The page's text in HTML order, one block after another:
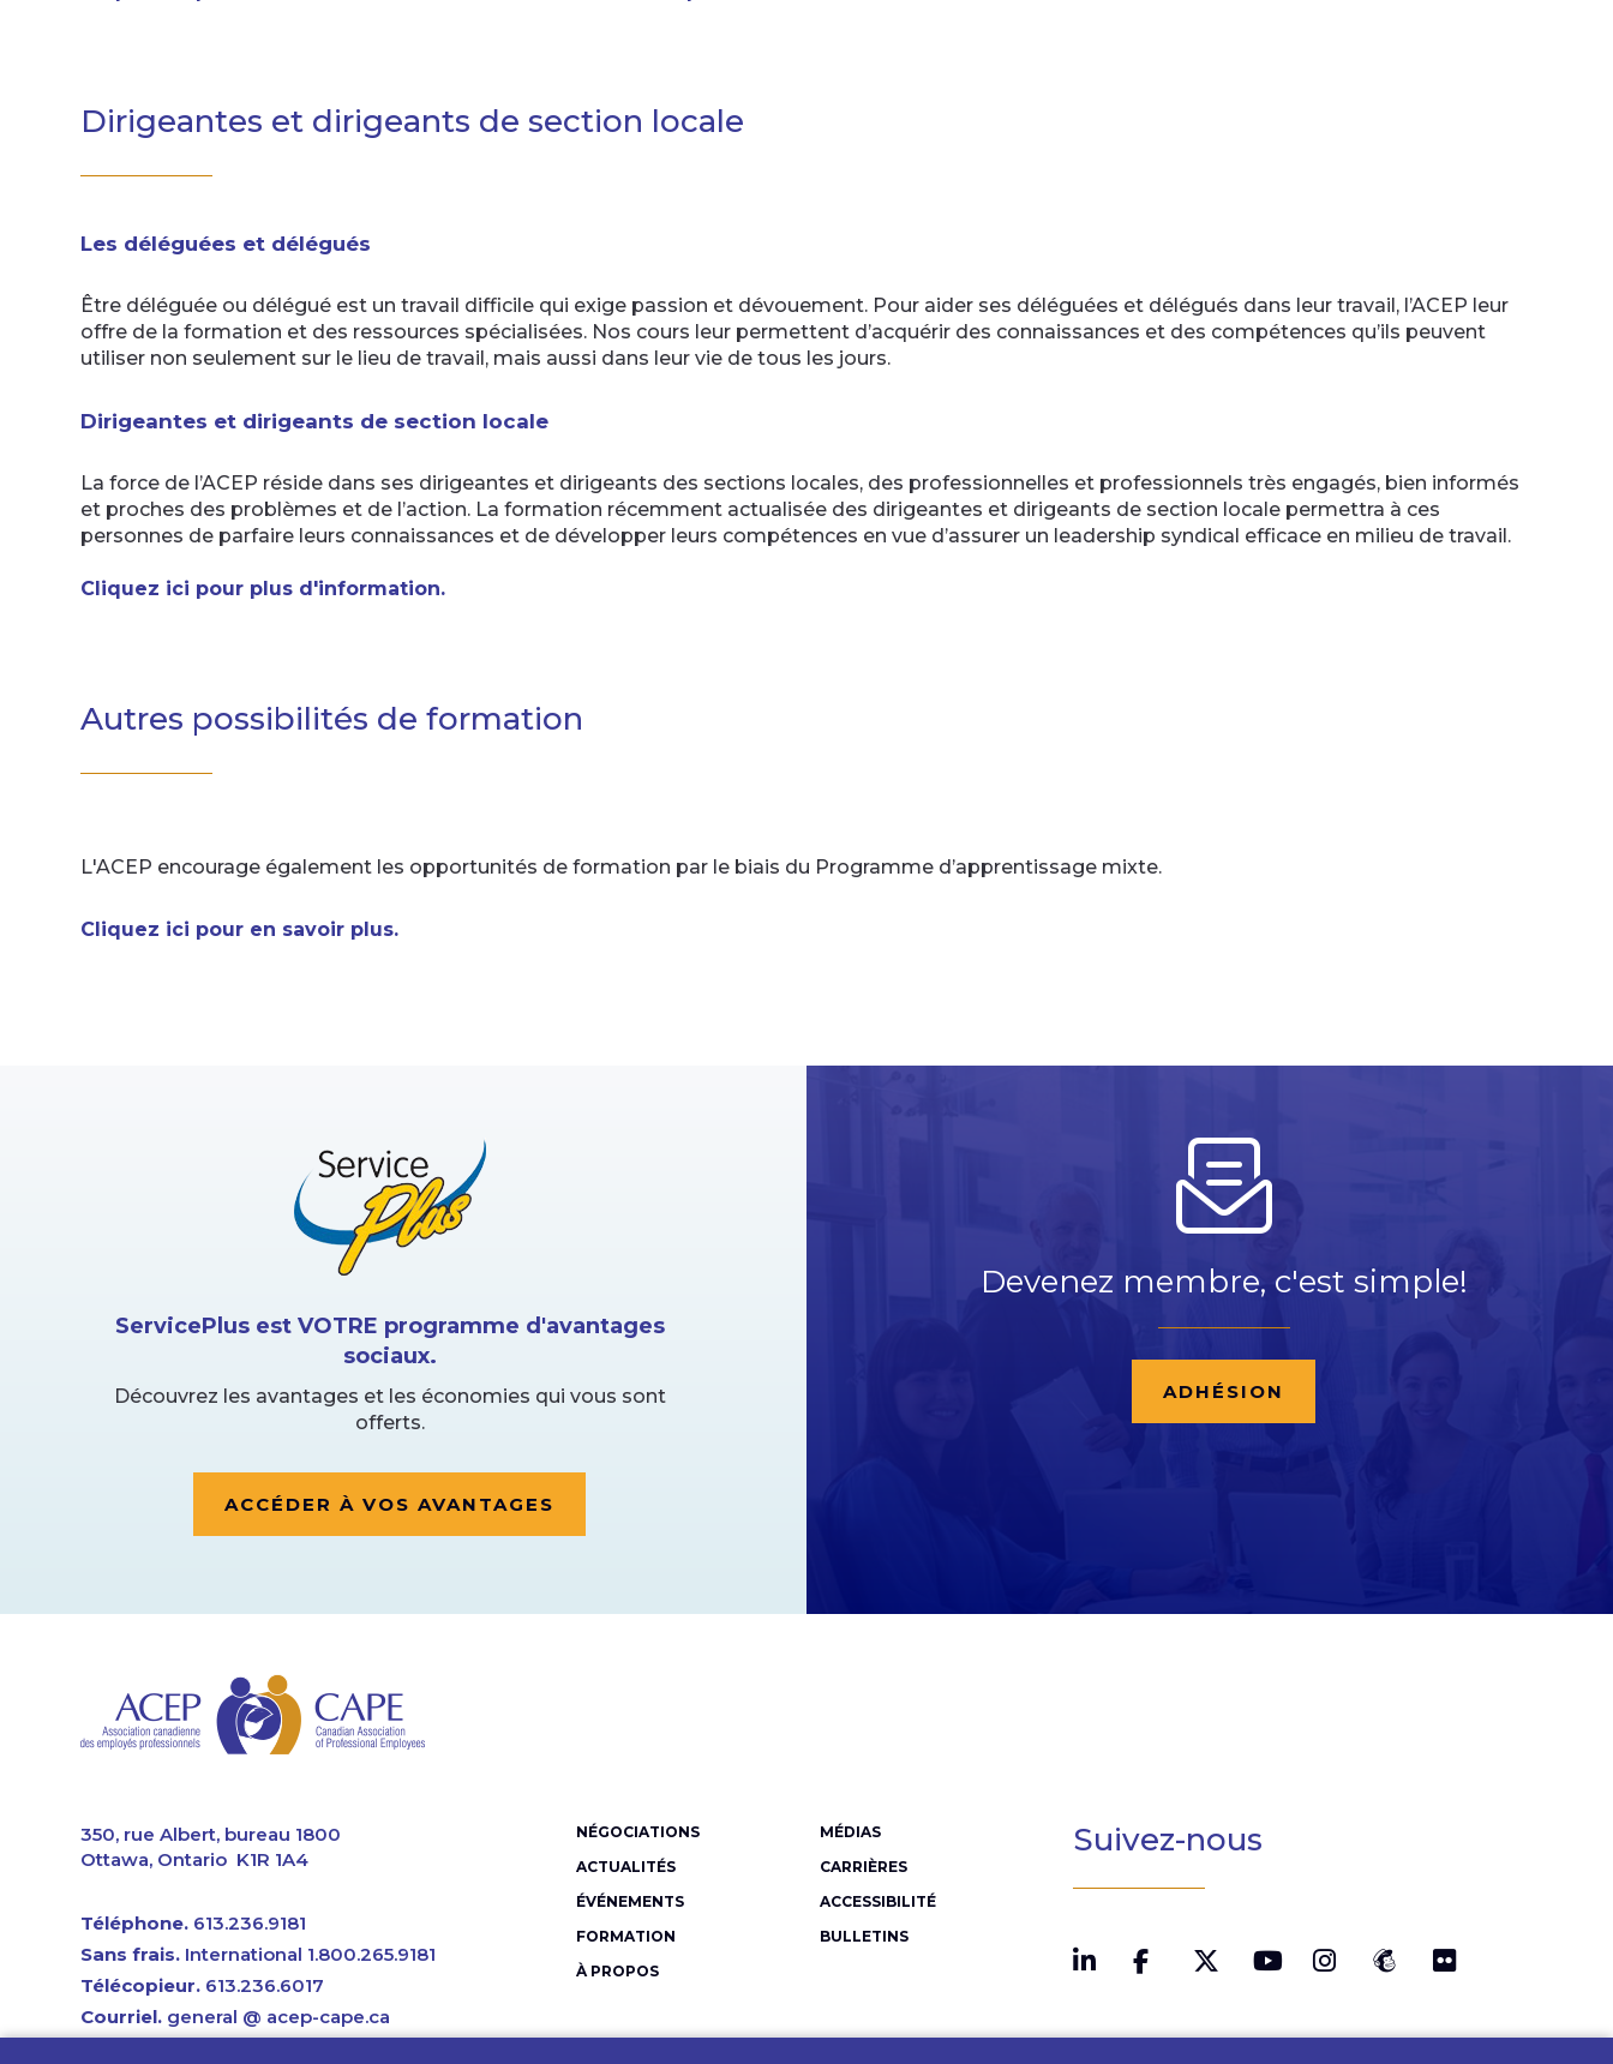
Dirigeantes et dirigeants de section locale
Les déléguées et délégués
Être déléguée ou délégué est un travail difficile qui exige passion et dévouement. Pour aider ses déléguées et délégués dans leur travail, l’ACEP leur
offre de la formation et des ressources spécialisées. Nos cours leur permettent d’acquérir des connaissances et des compétences qu’ils peuvent
utiliser non seulement sur le lieu de travail, mais aussi dans leur vie de tous les jours.
Dirigeantes et dirigeants de section locale
La force de l’ACEP réside dans ses dirigeantes et dirigeants des sections locales, des professionnelles et professionnels très engagés, bien informés
et proches des problèmes et de l’action. La formation récemment actualisée des dirigeantes et dirigeants de section locale permettra à ces
personnes de parfaire leurs connaissances et de développer leurs compétences en vue d’assurer un leadership syndical efficace en milieu de travail.
Cliquez ici pour plus d'information.
Autres possibilités de formation
L'ACEP encourage également les opportunités de formation par le biais du Programme d’apprentissage mixte.
Cliquez ici pour en savoir plus.
ServicePlus est VOTRE programme d'avantages
sociaux.
Découvrez les avantages et les économies qui vous sont
offerts.
ACCÉDER À VOS AVANTAGES
Devenez membre, c'est simple!
ADHÉSION
350, rue Albert, bureau 1800
Ottawa, Ontario K1R 1A4
Téléphone. 613.236.9181
Sans frais. International 1.800.265.9181
Télécopieur. 613.236.6017
Courriel. general @ acep-cape.ca
Menu
Pied
de
page
NÉGOCIATIONS
ACTUALITÉS
ÉVÉNEMENTS
FORMATION
À PROPOS
MÉDIAS
CARRIÈRES
ACCESSIBILITÉ
BULLETINS
Suivez-nous
LinkedInFacebook
TwitterYouTubeInstagram
MailChimp
Flickr